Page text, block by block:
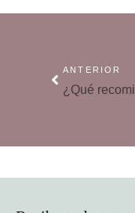
ANTERIOR